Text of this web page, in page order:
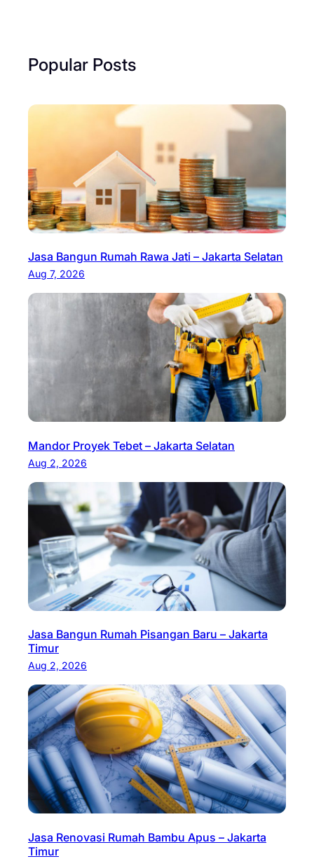
Popular Posts
Jasa Bangun Rumah Rawa Jati – Jakarta Selatan
Aug 7, 2026
Mandor Proyek Tebet – Jakarta Selatan
Aug 2, 2026
Jasa Bangun Rumah Pisangan Baru – Jakarta
Timur
Aug 2, 2026
Jasa Renovasi Rumah Bambu Apus – Jakarta
Timur